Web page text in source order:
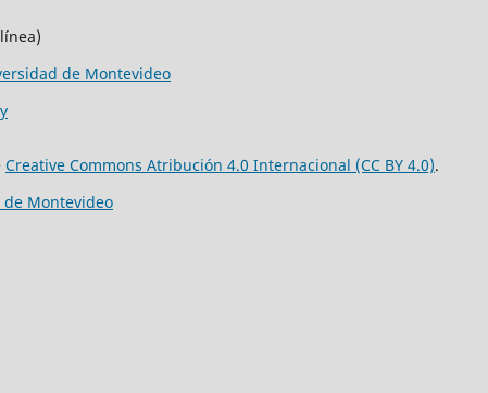
de Montevideo
Creative Commons Atribución 4.0 Internacional (CC BY 4.0).
de Montevideo